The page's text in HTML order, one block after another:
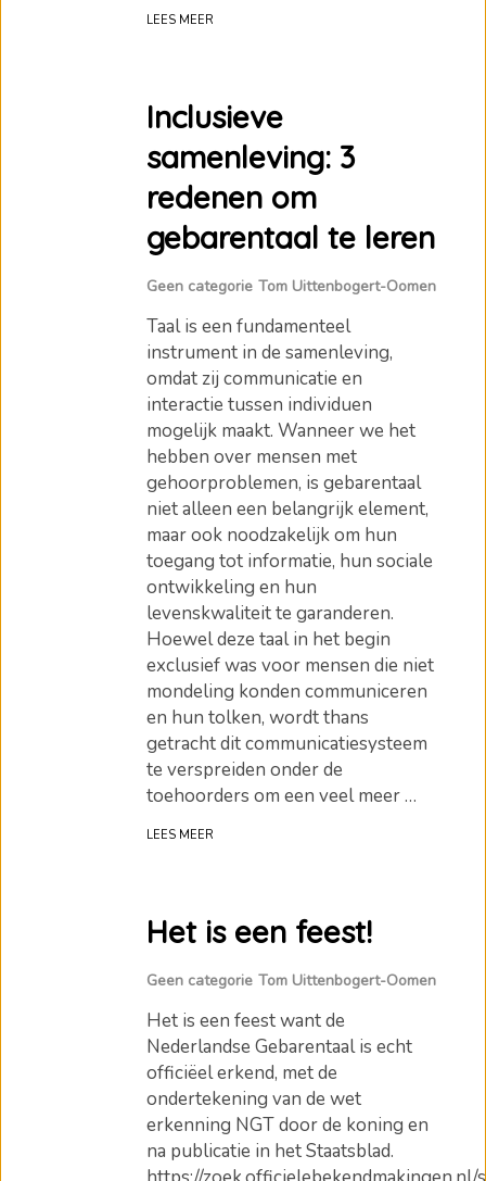
LEES MEER
Inclusieve
samenleving: 3
redenen om
gebarentaal te leren
Geen categorie Tom Uittenbogert-Oomen
Taal is een fundamenteel
instrument in de samenleving,
omdat zij communicatie en
interactie tussen individuen
mogelijk maakt. Wanneer we het
hebben over mensen met
gehoorproblemen, is gebarentaal
niet alleen een belangrijk element,
maar ook noodzakelijk om hun
toegang tot informatie, hun sociale
ontwikkeling en hun
levenskwaliteit te garanderen.
Hoewel deze taal in het begin
exclusief was voor mensen die niet
mondeling konden communiceren
en hun tolken, wordt thans
getracht dit communicatiesysteem
te verspreiden onder de
toehoorders om een veel meer …
LEES MEER
Het is een feest!
Geen categorie Tom Uittenbogert-Oomen
Het is een feest want de
Nederlandse Gebarentaal is echt
officiëel erkend, met de
ondertekening van de wet
erkenning NGT door de koning en
na publicatie in het Staatsblad.